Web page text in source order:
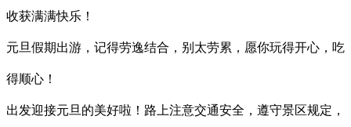
收获满满快乐！
元旦假期出游，记得劳逸结合，别太劳累，愿你玩得开心，吃
得顺心！
出发迎接元旦的美好啦！路上注意交通安全，遵守景区规定，